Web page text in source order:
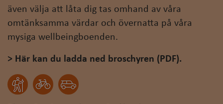
även välja att låta dig tas omhand av våra
omtänksamma värdar och övernatta på våra
mysiga wellbeingboenden.
> Här kan du ladda ned broschyren (PDF).